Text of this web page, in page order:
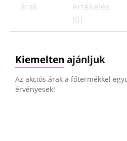
árak
értékelés
(0)
Kiemelten ajánljuk
Az akciós árak a főtermékkel
érvényesek!